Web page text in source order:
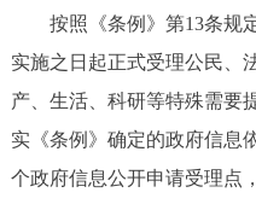
按照《条例》第13条规定
实施之日起正式受理公民、
产、生活、科研等特殊需要
实《条例》确定的政府信息
个政府信息公开申请受理点